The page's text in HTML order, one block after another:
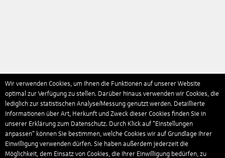
Wir verwenden Cookies, um Ihnen die Funktionen auf unserer Website
optimal zur Verfügung zu stellen. Darüber hinaus verwenden wir Cookies, die
lediglich zur statistischen Analyse/Messung genutzt werden. Detaillierte
Informationen über Art, Herkunft und Zweck dieser Cookies finden Sie in
unserer Erklärung zum Datenschutz. Durch Klick auf "Einstellungen
anpassen" können Sie bestimmen, welche Cookies wir auf Grundlage Ihrer
Einwilligung verwenden dürfen. Sie haben außerdem jederzeit die
Möglichkeit, dem Einsatz von Cookies, die Ihrer Einwilligung bedürfen, zu